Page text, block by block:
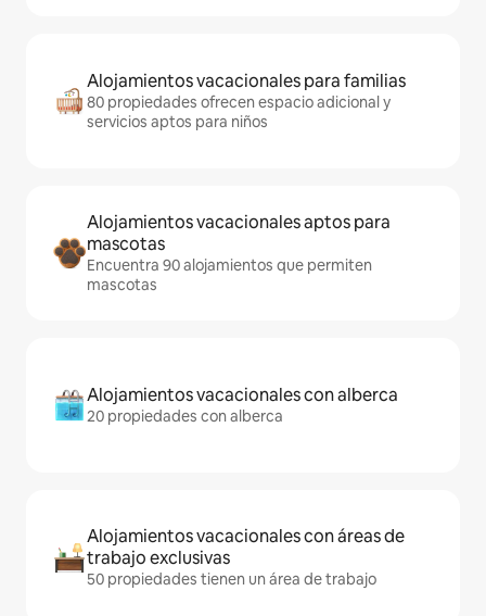
Alojamientos vacacionales para familias
80 propiedades ofrecen espacio adicional y
servicios aptos para niños
Alojamientos vacacionales aptos para
mascotas
Encuentra 90 alojamientos que permiten
mascotas
Alojamientos vacacionales con alberca
20 propiedades con alberca
Alojamientos vacacionales con áreas de
trabajo exclusivas
50 propiedades tienen un área de trabajo